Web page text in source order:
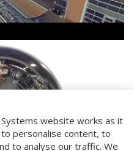
website works as it
personalise content, to
to analyse our traffic. We